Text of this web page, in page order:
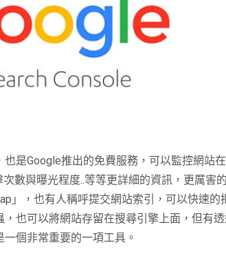
也是Google推出的免費服務，可以監控網站
數與曝光程度..等等更詳細的資訊，更厲害
」，也有人稱呼提交網站索引，可以快速
也可以將網站存留在搜尋引擎上面，但有
個非常重要的一項工具。